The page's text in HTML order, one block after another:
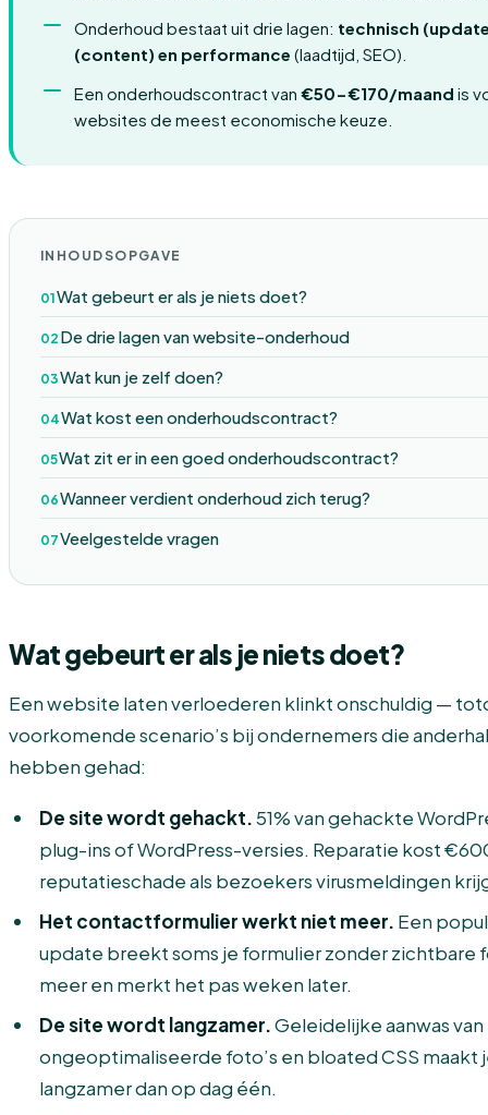
Onderhoud bestaat uit drie lagen: technisch
(content) en performance (laadtijd, SEO).
Een onderhoudscontract van €50-€170/maand is
websites de meest economische keuze.
INHOUDSOPGAVE
Wat gebeurt er als je niets doet?
De drie lagen van website-onderhoud
Wat kun je zelf doen?
Wat kost een onderhoudscontract?
Wat zit er in een goed onderhoudscontract?
Wanneer verdient onderhoud zich terug?
Veelgestelde vragen
Wat gebeurt er als je niets doet?
Een website laten verloederen klinkt onschuldig —
voorkomende scenario’s bij ondernemers die
hebben gehad:
De site wordt gehackt.51% van gehackte
plug-ins of WordPress-versies. Reparatie kost
reputatieschade als bezoekers virusmeldingen
Het contactformulier werkt niet meer. Een
update breekt soms je formulier zonder zichtbare
meer en merkt het pas weken later.
De site wordt langzamer.Geleidelijke aanwas
ongeoptimaliseerde foto’s en bloated CSS maakt
langzamer dan op dag één.